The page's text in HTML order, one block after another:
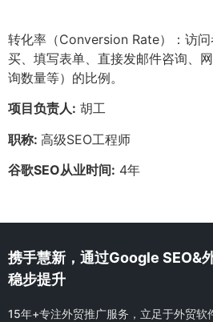
转化率（Conversion Rate）：访
买、填写表单、直接发邮件咨询、
询数量等）的比例。
项目负责人: 胡工
职称: 高级SEO工程师
谷歌SEO从业时间: 4年
携手慧新，通过Google SEO&
稳步提升
15年+专注外贸推广服务，立足于外贸软